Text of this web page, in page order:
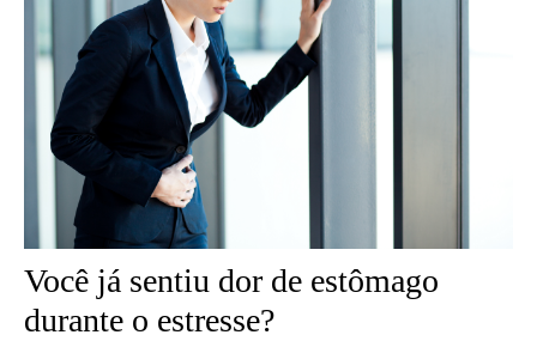
Você já sentiu dor de estômago
durante o estresse?